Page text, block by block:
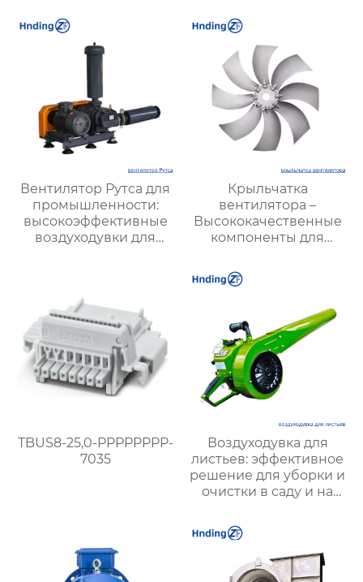
стабильной
вентиляции в
подземных условиях
Вентилятор Рутса для
промышленности:
высокоэффективные
воздуходувки для
Крыльчатка
вентилятора –
Высококачественные
компоненты для
вентиляции
TBUS8-25,0-PPPPPPPP-
7035
Воздуходувка для
листьев: эффективное
решение для уборки и
очистки в саду и на